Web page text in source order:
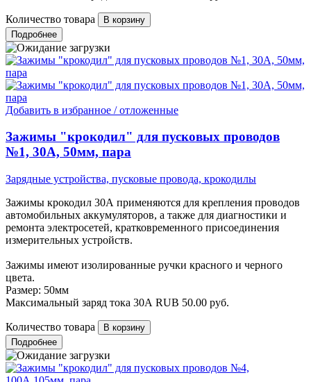
Количество товара
Подробнее
Добавить в избранное / отложенные
Зажимы "крокодил" для пусковых проводов
№1, 30А, 50мм, пара
Зарядные устройства, пусковые провода, крокодилы
Зажимы крокодил 30А применяются для крепления проводов
автомобильных аккумуляторов, а также для диагностики и
ремонта электросетей, кратковременного присоединения
измерительных устройств.
Зажимы имеют изолированные ручки красного и черного
цвета.
Размер: 50мм
Максимальный заряд тока 30А RUB 50.00 руб.
Количество товара
Подробнее